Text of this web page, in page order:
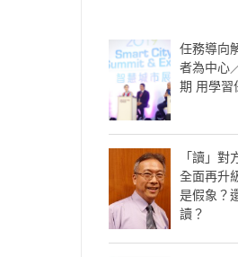
任務導向
者為中心
期 用學習
「讀」對
全面再升
是假象？
讀？